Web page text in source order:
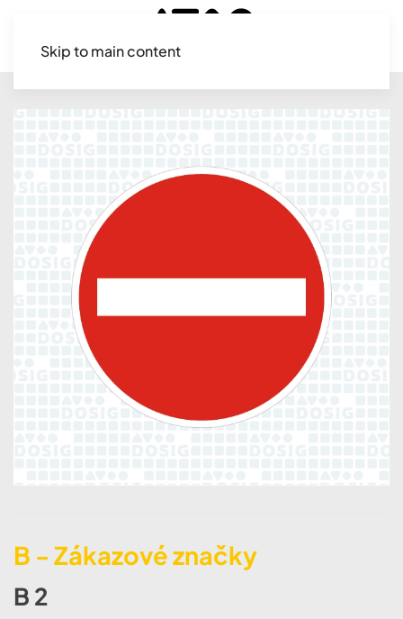
Skip to main content
B - Zákazové značky
B 2